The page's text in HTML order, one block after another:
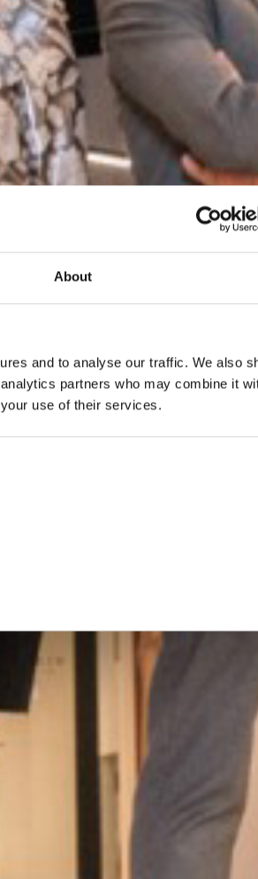
About
and to analyse our traffic. We also
partners who may combine it
use of their services.